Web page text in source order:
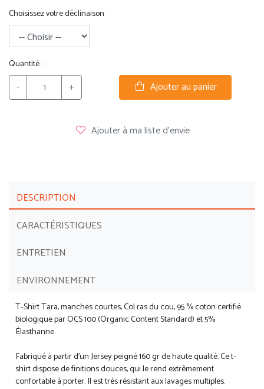
Choisissez votre déclinaison :
Quantité :
- + Ajouter au panier
Ajouter à ma liste d'envie
DESCRIPTION
CARACTÉRISTIQUES
ENTRETIEN
ENVIRONNEMENT
T-Shirt Tara, manches courtes, Col ras du cou, 95 % coton certifié
biologique par OCS 100 (Organic Content Standard) et 5%
Élasthanne.
Fabriqué à partir d’un Jersey peigné 160 gr de haute qualité. Ce t-
shirt dispose de finitions douces, qui le rend extrêmement
confortable à porter. Il est très résistant aux lavages multiples.